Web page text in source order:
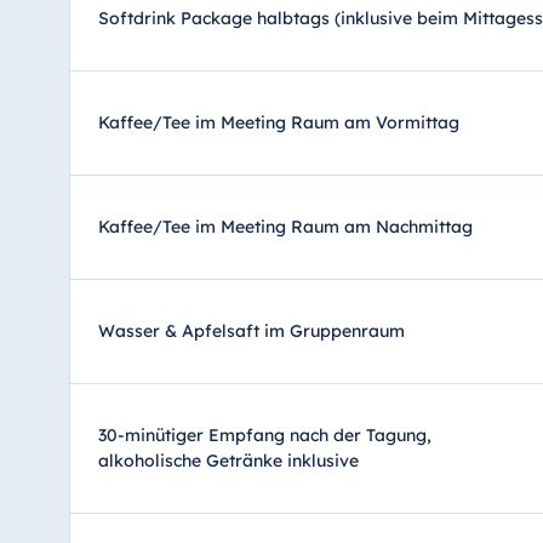
Softdrink Package halbtags (inklusive beim
Kaffee/Tee im Meeting Raum am Vormittag
Kaffee/Tee im Meeting Raum am Nachmittag
Wasser & Apfelsaft im Gruppenraum
30-minütiger Empfang nach der Tagung,
alkoholische Getränke inklusive